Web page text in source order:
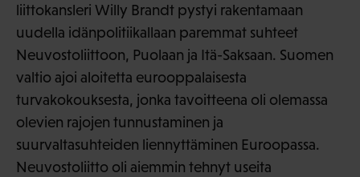
liittokansleri Willy Brandt pystyi rakentamaan
uudella idänpolitiikallaan paremmat suhteet
Neuvostoliittoon, Puolaan ja Itä-Saksaan. Suomen
valtio ajoi aloitetta eurooppalaisesta
turvakokouksesta, jonka tavoitteena oli olemassa
olevien rajojen tunnustaminen ja
suurvaltasuhteiden liennyttäminen Euroopassa.
Neuvostoliitto oli aiemmin tehnyt useita